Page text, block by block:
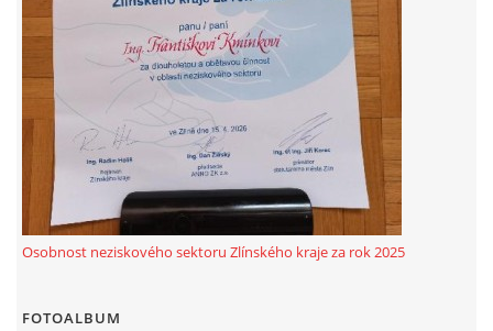
Osobnost neziskového sektoru Zlínského kraje za rok 2025
FOTOALBUM